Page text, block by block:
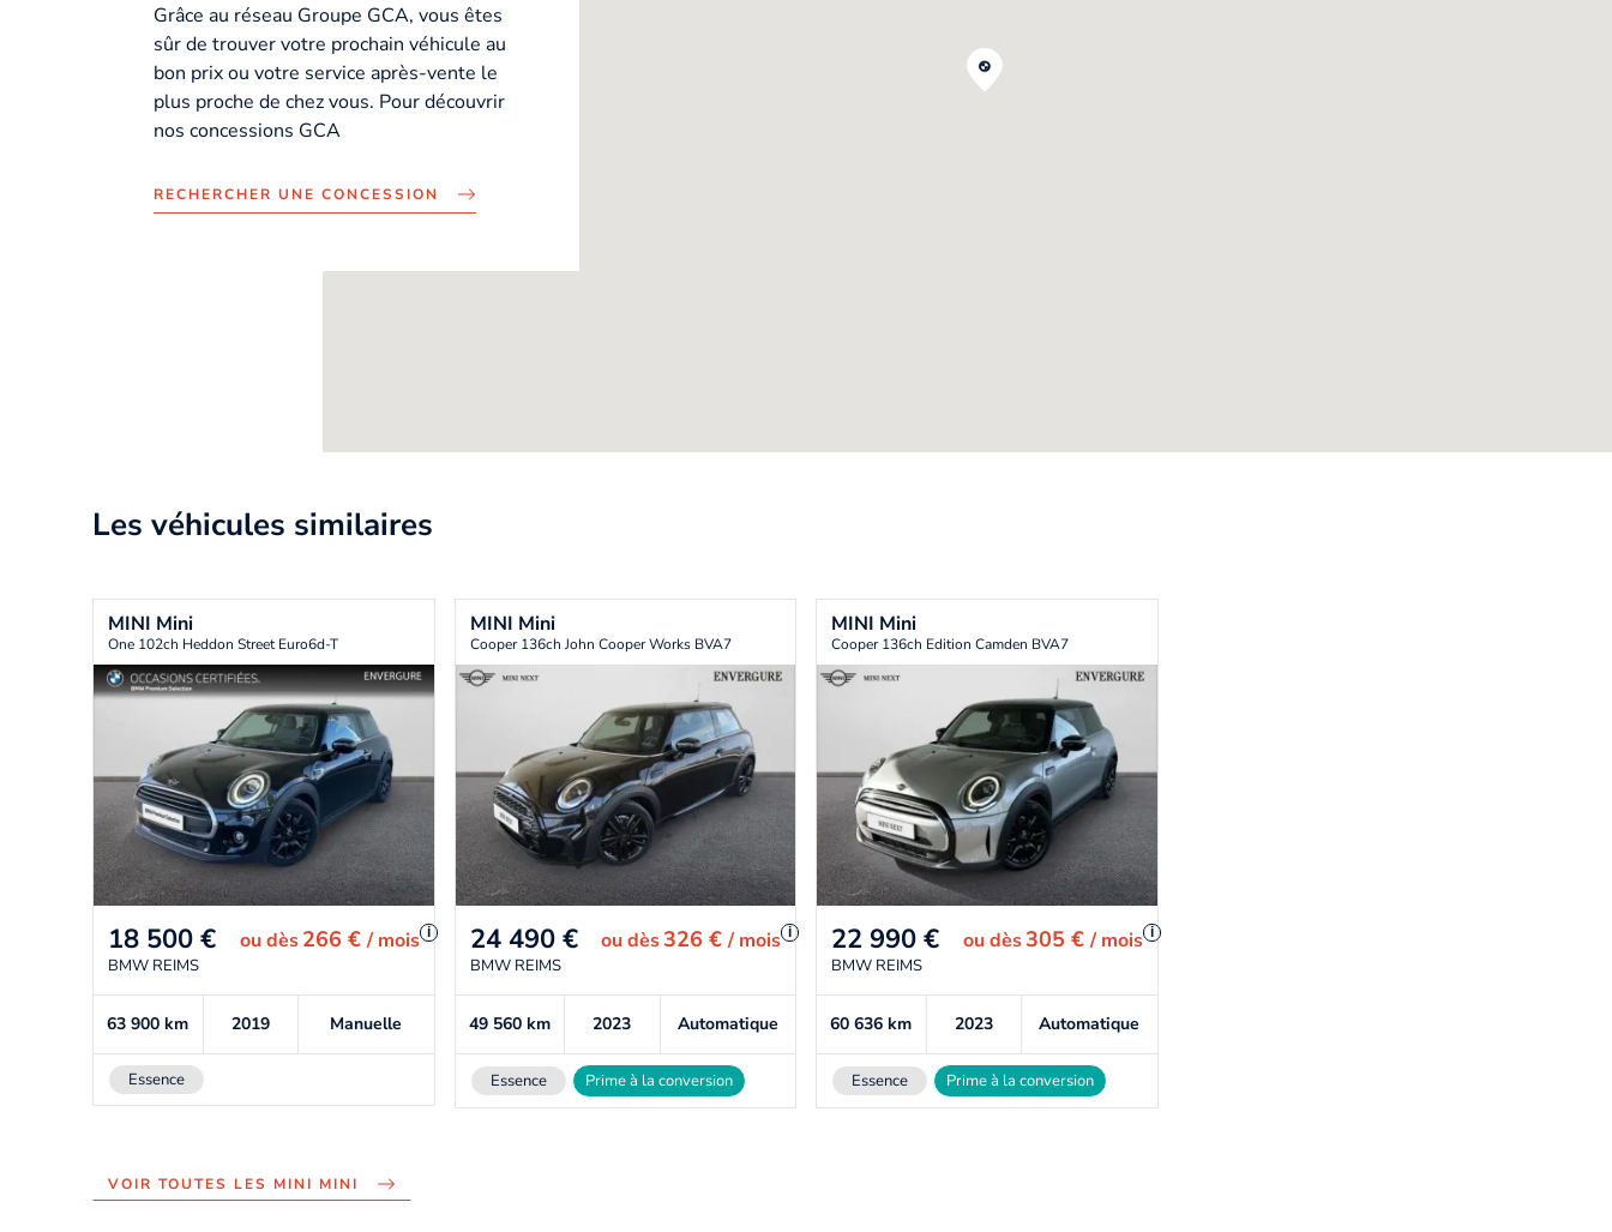
Grâce au réseau Groupe GCA, vous êtes
sûr de trouver votre prochain véhicule au
bon prix ou votre service après-vente le
plus proche de chez vous. Pour découvrir
nos concessions GCA
RECHERCHER UNE CONCESSION
Les véhicules similaires
MINI Mini
One 102ch Heddon Street Euro6d-T
18 500 € oudès 266 €/ mois i
BMW REIMS
63 900km 2019 Manuelle
Essence
MINI Mini
Cooper 136ch John Cooper Works BVA7
24 490 € oudès326 €/ mois i
BMW REIMS
49 560 km 2023 Automatique
Essence Prime à la conversion
MINI Mini
Cooper 136ch Edition Camden BVA7
22 990 € oudès305 €/ mois i
BMW REIMS
60 636km 2023 Automatique
Essence Prime à la conversion
VOIR TOUTES LES MINI MINI